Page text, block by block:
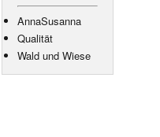
AnnaSusanna
Qualität
Wald und Wiese